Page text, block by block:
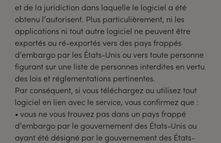
et de la juridiction dans laquelle le logiciel a été
obtenu l’autorisent. Plus particulièrement, ni les
applications ni tout autre logiciel ne peuvent être
exportés ou ré-exportés vers des pays frappés
d’embargo par les États-Unis ou vers toute personne
figurant sur une liste de personnes interdites en vertu
des lois et réglementations pertinentes.
Par conséquent, si vous téléchargez ou utilisez tout
logiciel en lien avec le service, vous confirmez que :
• vous ne vous trouvez pas dans un pays frappé
d’embargo par le gouvernement des États-Unis ou
ayant été désigné par le gouvernement des États-